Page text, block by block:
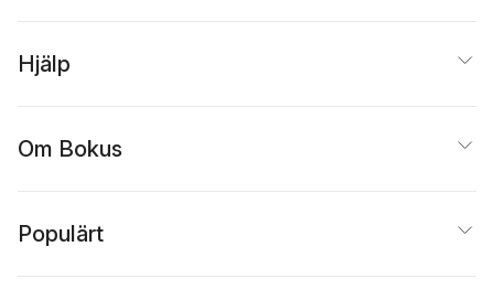
Hjälp
Om Bokus
Populärt